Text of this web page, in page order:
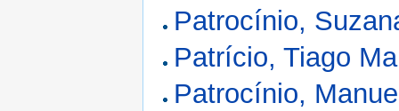
Patrocínio,
Patrício, Tiago
Patrocínio,